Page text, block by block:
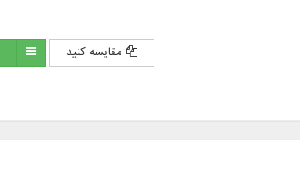
مقایسه کنید